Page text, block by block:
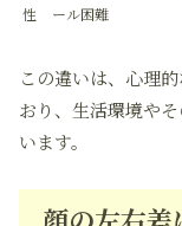
性
ール困難
この違いは、心理
おり、生活環境や
います。